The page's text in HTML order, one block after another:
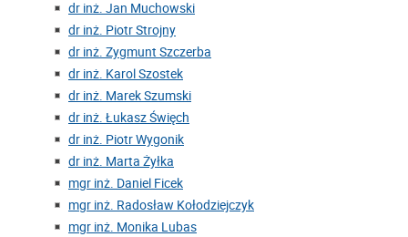
dr inż. Jan Muchowski
dr inż. Piotr Strojny
dr inż. Zygmunt Szczerba
dr inż. Karol Szostek
dr inż. Marek Szumski
dr inż. Łukasz Święch
dr inż. Piotr Wygonik
dr inż. Marta Żyłka
mgr inż. Daniel Ficek
mgr inż. Radosław Kołodziejczyk
mgr inż. Monika Lubas